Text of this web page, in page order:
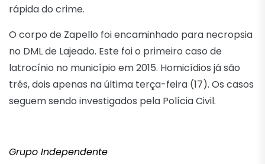
rápida do crime.
O corpo de Zapello foi encaminhado para necropsia
no DML de Lajeado. Este foi o primeiro caso de
latrocínio no município em 2015. Homicídios já são
três, dois apenas na última terça-feira (17). Os casos
seguem sendo investigados pela Polícia Civil.
Grupo Independente